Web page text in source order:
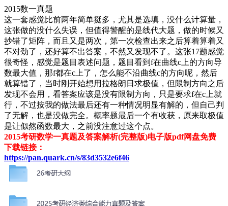
2015数一真题
这一套感觉比前两年简单挺多，尤其是选填，没什么计算量，
这张做的没什么失误，但值得警醒的是线代大题，做的时候又
抄错了矩阵，而且又是两次，第一次检查出来之后算着算着又
不对劲了，还好算不出答案，不然又发现不了。这张17题感觉
很奇怪，感觉是题目表述问题，题目看到f在曲线c上的方向导
数最大值，那f都在c上了，怎么能不沿曲线c的方向呢，然后
就算错了，当时刚开始想用拉格朗日求极值，但限制方向之后
发现不会用，看答案应该是没有限制方向，只是要求f在c上就
行，不过按我的做法最后还有一种情况明显有解的，但自己判
了无解，也是没做完全。概率题最后一个有收获，原来取极值
是让似然函数最大，之前没注意过这个点。
2015考研数学一真题及答案解析(完整版)电子版pdf网盘免费
下载链接：
https://pan.quark.cn/s/83d3532e6f46